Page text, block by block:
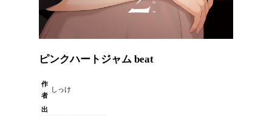
ピンクハートジャム beat
作
者
しっけ
出